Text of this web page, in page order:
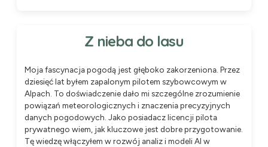
Z nieba do lasu
Moja fascynacja pogodą jest głęboko zakorzeniona. Przez
dziesięć lat byłem zapalonym pilotem szybowcowym w
Alpach. To doświadczenie dało mi szczególne zrozumienie
powiązań meteorologicznych i znaczenia precyzyjnych
danych pogodowych. Jako posiadacz licencji pilota
prywatnego wiem, jak kluczowe jest dobre przygotowanie.
Tę wiedzę włączyłem w rozwój analiz i modeli AI w